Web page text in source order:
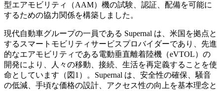
型エアモビリティ（AAM）機の試験、認証、配備を可能に
するための協力関係を構築しました。
現代自動車グループの一員である Supernal は、米国を拠点と
するスマートモビリティサービスプロバイダーであり、先進
的なエアモビリティである電動垂直離着陸機（eVTOL）の
開発により、人々の移動、接続、生活を再定義することを使
命としています（図1）。Supernal は、安全性の確保、騒音
の低減、手頃な価格の設計、アクセス性の向上を基本理念と